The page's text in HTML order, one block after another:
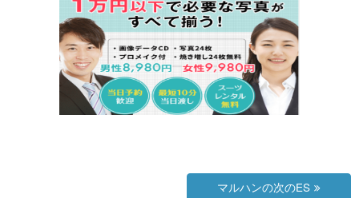
マルハンの次のES